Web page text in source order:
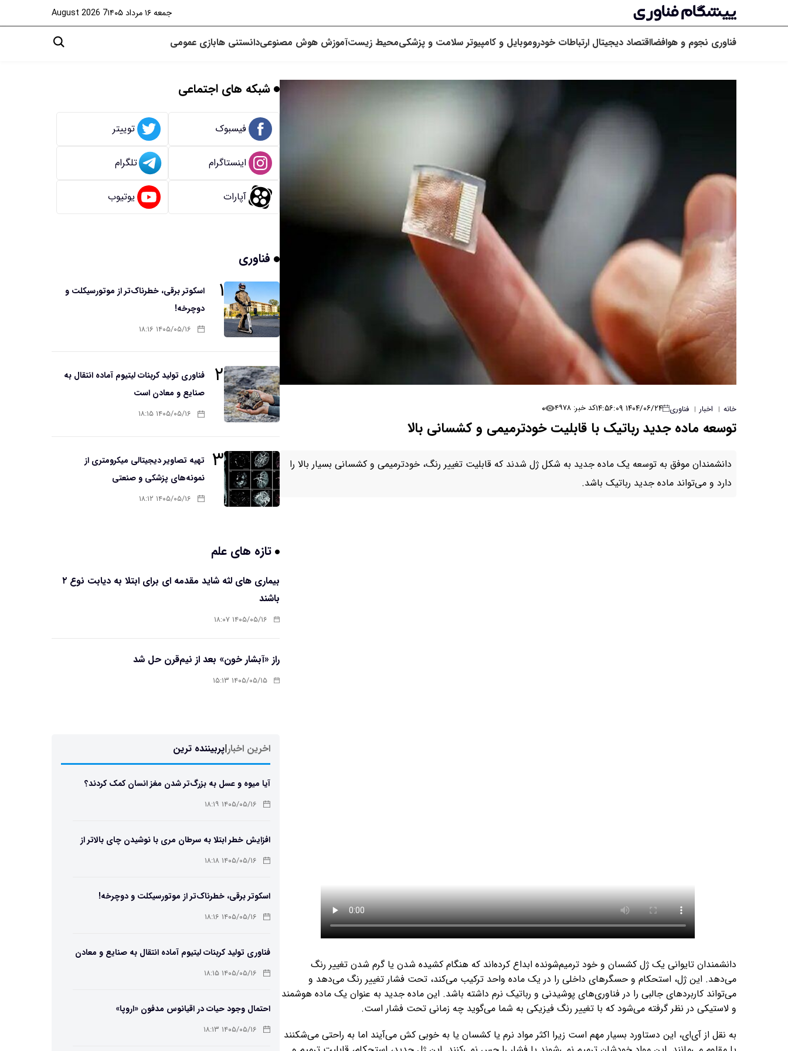
جمعه ۱۶ مرداد ۱۴۰۵ 7 August 2026
فناوری نجوم و هوافضااقتصاد دیجیتال ارتباطات خودروموبایل و کامپیوتر سلامت و پزشکیمحیط زیستآموزش هوش مصنوعیدانستنی هابازی عمومی
خانه | اخبار | فناوری ۱۴۰۴/۰۶/۲۴ ۱۴:۵۶:۰۹ کد خبر: ۴۹۷۸ ۰
توسعه ماده جدید رباتیک با قابلیت خودترمیمی و کشسانی بالا
دانشمندان موفق به توسعه یک ماده جدید به شکل ژل شدند که قابلیت تغییر رنگ، خودترمیمی و کشسانی بسیار بالا را
دارد و می‌تواند ماده جدید رباتیک باشد.
دانشمندان تایوانی یک ژل کشسان و خود ترمیم‌شونده ابداع کرده‌اند که هنگام کشیده شدن یا گرم شدن تغییر رنگ
می‌دهد. این ژل، استحکام و حسگرهای داخلی را در یک ماده واحد ترکیب می‌کند، تحت فشار تغییر رنگ می‌دهد و
می‌تواند کاربردهای جالبی را در فناوری‌های پوشیدنی و رباتیک نرم داشته باشد. این ماده جدید به عنوان یک ماده هوشمند
و لاستیکی در نظر گرفته می‌شود که با تغییر رنگ فیزیکی به شما می‌گوید چه زمانی تحت فشار است.
به نقل از آی‌ای، این دستاورد بسیار مهم است زیرا اکثر مواد نرم یا کشسان یا به خوبی کش می‌آیند اما به راحتی می‌شکنند
شبکه های اجتماعی
فیسبوک توییتر
اینستاگرام تلگرام
آپارات یوتیوب
فناوری
۱
اسکوتر برقی، خطرناک‌تر از موتورسیکلت و
دوچرخه!
۱۴۰۵/۰۵/۱۶ ۱۸:۱۶
۲
فناوری تولید کربنات لیتیوم آماده انتقال به
صنایع و معادن است
۱۴۰۵/۰۵/۱۶ ۱۸:۱۵
۳
تهیه تصاویر دیجیتالی میکرومتری از
نمونه‌های پزشکی و صنعتی
۱۴۰۵/۰۵/۱۶ ۱۸:۱۲
تازه های علم
بیماری های لثه شاید مقدمه ای برای ابتلا به دیابت نوع ۲
باشند
۱۴۰۵/۰۵/۱۶ ۱۸:۰۷
راز «آبشار خون» بعد از نیم‌قرن حل شد
۱۴۰۵/۰۵/۱۵ ۱۵:۱۳
اخرین اخبار|پربیننده ترین
آیا میوه و عسل به بزرگ‌تر شدن مغز انسان کمک کردند؟
۱۴۰۵/۰۵/۱۶ ۱۸:۱۹
افزایش خطر ابتلا به سرطان مری با نوشیدن چای بالاتر از
دمای ۶۵ درجه۱۴۰۵/۰۵/۱۶ ۱۸:۱۸
اسکوتر برقی، خطرناک‌تر از موتورسیکلت و دوچرخه!
۱۴۰۵/۰۵/۱۶ ۱۸:۱۶
فناوری تولید کربنات لیتیوم آماده انتقال به صنایع و معادن
است۱۴۰۵/۰۵/۱۶ ۱۸:۱۵
احتمال وجود حیات در اقیانوس مدفون «اروپا»
۱۴۰۵/۰۵/۱۶ ۱۸:۱۳